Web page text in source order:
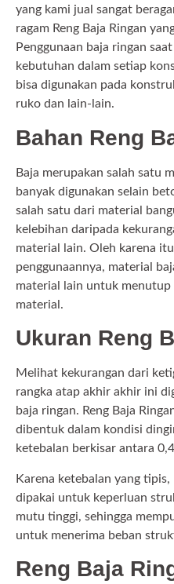
yang kami jual sangat
ragam Reng Baja Ringan
Penggunaan baja ringan
kebutuhan dalam setiap
bisa digunakan pada
ruko dan lain-lain.
Bahan Reng
Baja merupakan salah satu
banyak digunakan selain
salah satu dari material
kelebihan daripada
material lain. Oleh karena
penggunaannya, material
material lain untuk menutup
material.
Ukuran Reng
Melihat kekurangan dari
rangka atap akhir akhir ini
baja ringan. Reng Baja
dibentuk dalam kondisi
ketebalan berkisar antara
Karena ketebalan yang tipis,
dipakai untuk keperluan
mutu tinggi, sehingga
untuk menerima beban
Reng Baja